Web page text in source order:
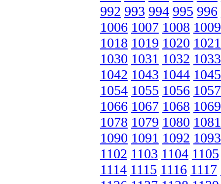
992 993 994 995 996
1006 1007 1008 1009
1018 1019 1020 1021
1030 1031 1032 1033
1042 1043 1044 1045
1054 1055 1056 1057
1066 1067 1068 1069
1078 1079 1080 1081
1090 1091 1092 1093
1102 1103 1104 1105
1114 1115 1116 1117